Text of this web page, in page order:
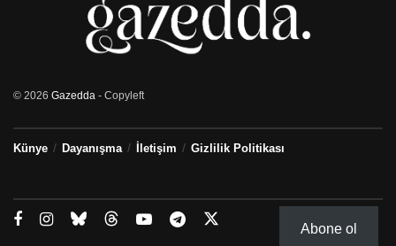
© 2026 Gazedda - Copyleft
Künye Dayanışma İletişim Gizlilik Politikası
Abone ol